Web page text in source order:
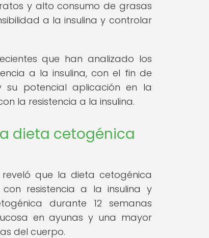
y alto consumo de grasas
a la insulina y controlar
que han analizado los
a la insulina, con el fin de
potencial aplicación en la
la resistencia a la insulina.
dieta cetogénica
que la dieta cetogénica
resistencia a la insulina y
durante 12 semanas
en ayunas y una mayor
del cuerpo.